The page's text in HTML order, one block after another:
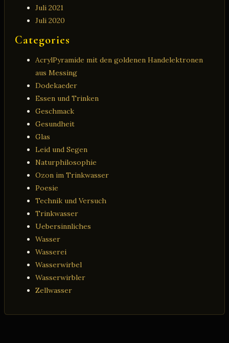
Juli 2021
Juli 2020
Categories
AcrylPyramide mit den goldenen Handelektronen
aus Messing
Dodekaeder
Essen und Trinken
Geschmack
Gesundheit
Glas
Leid und Segen
Naturphilosophie
Ozon im Trinkwasser
Poesie
Technik und Versuch
Trinkwasser
Uebersinnliches
Wasser
Wasserei
Wasserwirbel
Wasserwirbler
Zellwasser